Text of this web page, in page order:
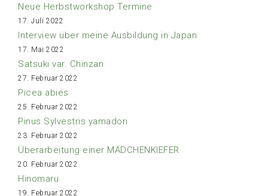
Neue Herbstworkshop Termine
17. Juli 2022
Interview über meine Ausbildung in Japan
17. Mai 2022
Satsuki var. Chinzan
27. Februar 2022
Picea abies
25. Februar 2022
Pinus Sylvestris yamadori
23. Februar 2022
Überarbeitung einer MÄDCHENKIEFER
20. Februar 2022
Hinomaru
19. Februar 2022